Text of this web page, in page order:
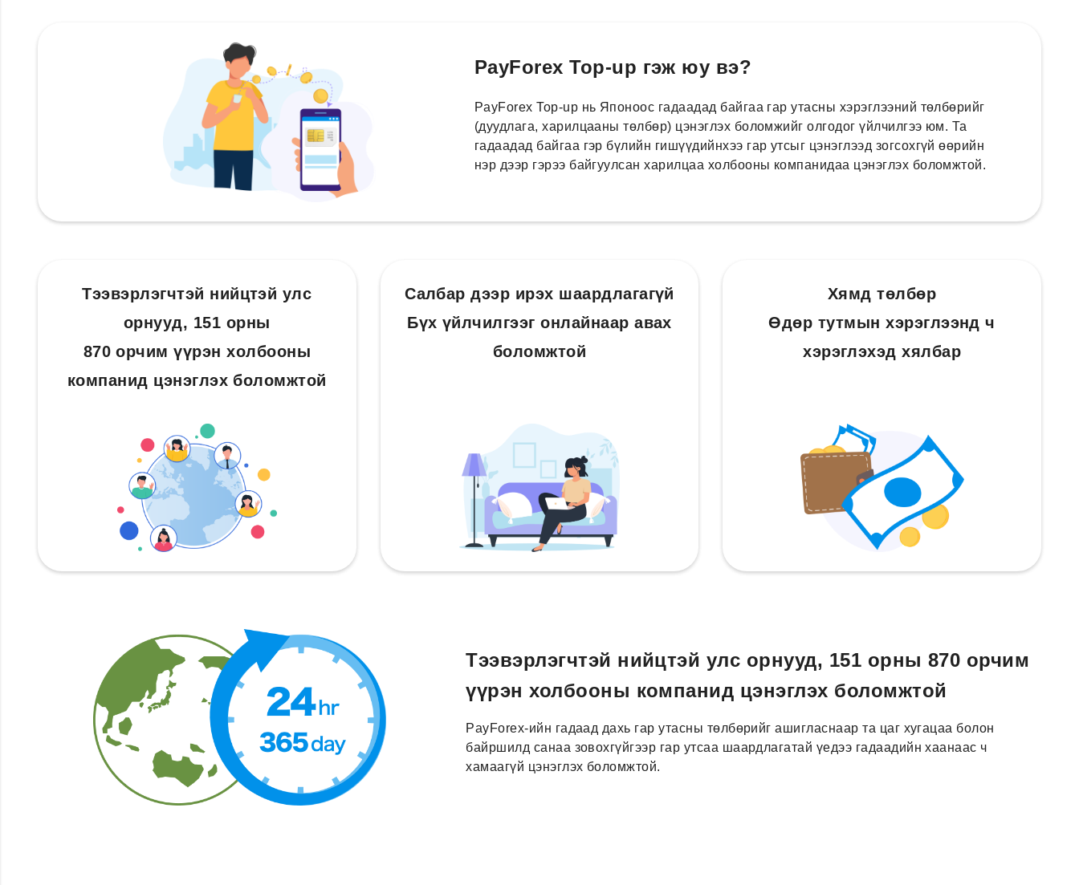
PayForex Top-up гэж юу вэ?
PayForex Top-up нь Японоос гадаадад байгаа гар утасны хэрэглээний төлбөрийг
(дуудлага, харилцааны төлбөр) цэнэглэх боломжийг олгодог үйлчилгээ юм. Та
гадаадад байгаа гэр бүлийн гишүүдийнхээ гар утсыг цэнэглээд зогсохгүй өөрийн
нэр дээр гэрээ байгуулсан харилцаа холбооны компанидаа цэнэглэх боломжтой.
Тээвэрлэгчтэй нийцтэй улс
орнууд, 151 орны
870 орчим үүрэн холбооны
компанид цэнэглэх боломжтой
Салбар дээр ирэх шаардлагагүй
Бүх үйлчилгээг онлайнаар авах
боломжтой
Хямд төлбөр
Өдөр тутмын хэрэглээнд ч
хэрэглэхэд хялбар
Тээвэрлэгчтэй нийцтэй улс орнууд, 151 орны 870 орчим
үүрэн холбооны компанид цэнэглэх боломжтой
PayForex-ийн гадаад дахь гар утасны төлбөрийг ашигласнаар та цаг хугацаа болон
байршилд санаа зовохгүйгээр гар утсаа шаардлагатай үедээ гадаадийн хаанаас ч
хамаагүй цэнэглэх боломжтой.